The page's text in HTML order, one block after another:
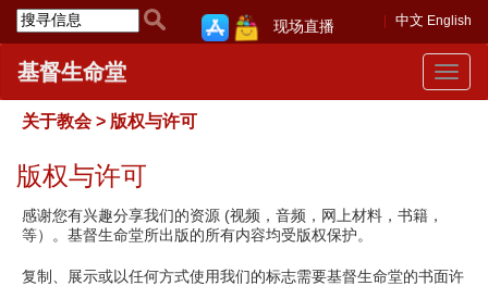
中文 English
现场直播
Toggle
基督生命堂
关于教会 > 版权与许可
版权与许可
感谢您有兴趣分享我们的资源 (视频，音频，网上材料，书籍，
等）。基督生命堂所出版的所有内容均受版权保护。
复制、展示或以任何方式使用我们的标志需要基督生命堂的书面许